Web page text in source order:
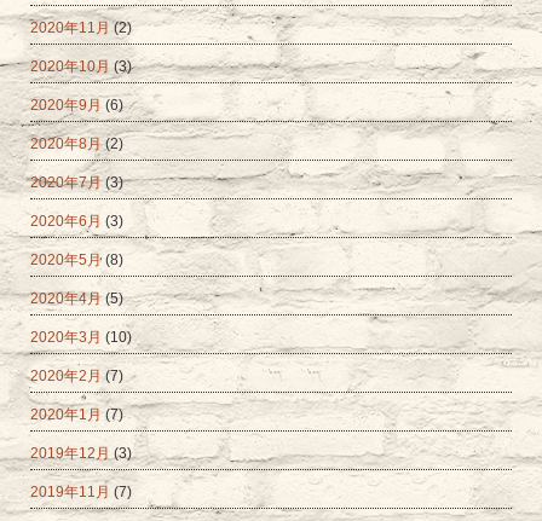
2020年11月 (2)
2020年10月 (3)
2020年9月 (6)
2020年8月(2)
2020年7月(3)
2020年6月 (3)
2020年5月 (8)
2020年4月(5)
2020年3月 (10)
2020年2月(7)
2020年1月(7)
2019年12月 (3)
2019年11月 (7)